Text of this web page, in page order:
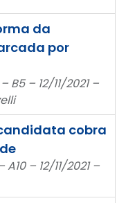
da
por
B5 – 12/11/2021 –
cobra
– 12/11/2021 –